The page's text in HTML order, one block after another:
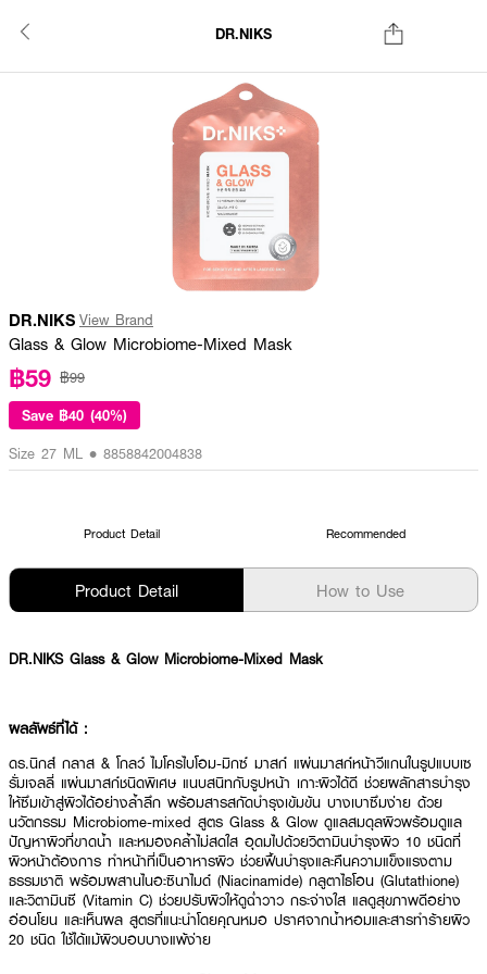
DR.NIKS
DR.NIKS View Brand
Glass & Glow Microbiome-Mixed Mask
฿59 ฿99
Save ฿40 (40%)
Size 27 ML • 8858842004838
Product Detail Recommended
Product Detail How to Use
DR.NIKS Glass & Glow Microbiome-Mixed Mask
ผลลัพธ์ที่ได้ :
ดร.นิกส์ กลาส & โกลว์ ไมโครไบโอม-มิกซ์ มาสก์ แผ่นมาสก์หน้าวีแกนในรูปแบบเซ
รั่มเจลลี่ แผ่นมาสก์ชนิดพิเศษ แนบสนิทกับรูปหน้า เกาะผิวได้ดี ช่วยผลักสารบำรุง
ให้ซึมเข้าสู่ผิวได้อย่างล้ำลึก พร้อมสารสกัดบำรุงเข้มข้น บางเบาซึมง่าย ด้วย
นวัตกรรม Microbiome-mixed สูตร Glass & Glow ดูแลสมดุลผิวพร้อมดูแล
ปัญหาผิวที่ขาดน้ำ และหมองคล้ำไม่สดใส อุดมไปด้วยวิตามินบำรุงผิว 10 ชนิดที่
ผิวหน้าต้องการ ทำหน้าที่เป็นอาหารผิว ช่วยฟื้นบำรุงและคืนความแข็งแรงตาม
ธรรมชาติ พร้อมผสานไนอะซินาไมด์ (Niacinamide) กลูตาไธโอน (Glutathione)
และวิตามินซี (Vitamin C) ช่วยปรับผิวให้ดูฉ่ำวาว กระจ่างใส แลดูสุขภาพดีอย่าง
อ่อนโยน และเห็นผล สูตรที่แนะนำโดยคุณหมอ ปราศจากน้ำหอมและสารทำร้ายผิว
20 ชนิด ใช้ได้แม้ผิวบอบบางแพ้ง่าย